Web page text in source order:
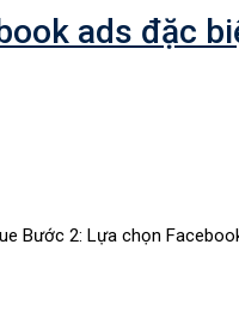
ads đặc
Bước 2: Lựa chọn